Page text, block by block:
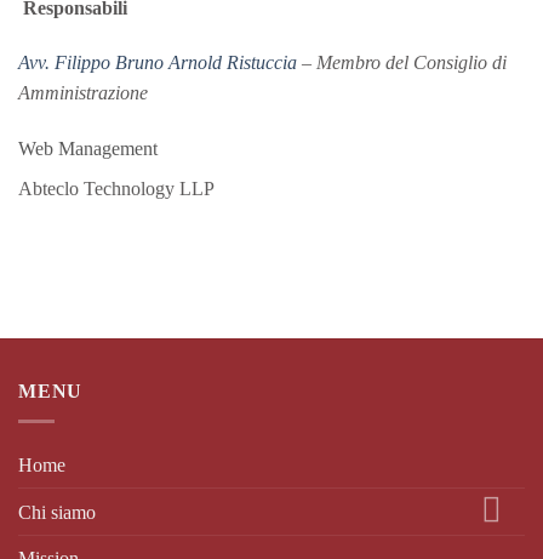
Responsabili
Avv. Filippo Bruno Arnold Ristuccia – Membro del Consiglio di
Amministrazione
Web Management
Abteclo Technology LLP
MENU
Home
Chi siamo